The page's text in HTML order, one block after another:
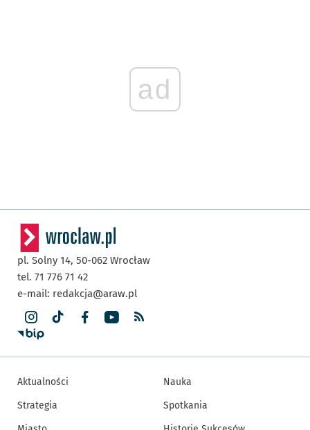
ad
pl. Solny 14, 50-062 Wrocław
tel. 71 776 71 42
e-mail: redakcja@araw.pl
Aktualności
Strategia
Nauka
Spotkania